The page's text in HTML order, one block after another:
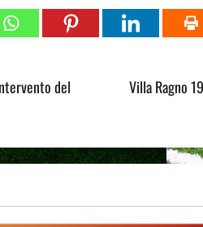
del
Villa Ragno